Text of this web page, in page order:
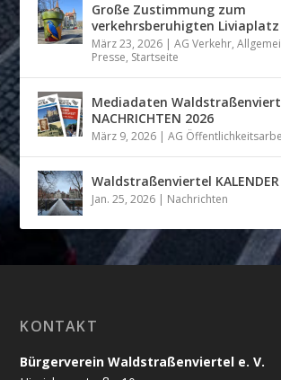
Große Zustimmung zum
verkehrsberuhigten Liviaplatz
März 23, 2026 |AG Verkehr,
Presse, Startseite
Mediadaten
NACHRICHTEN 2026
März 9, 2026 |AG
Waldstraßenviertel
Jan. 25, 2026 | Nachrichten
KONTAKT
Bürgerverein Waldstraßenviertel e. V.